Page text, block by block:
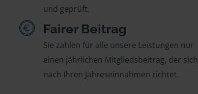
und geprüft.
Fairer Beitrag
Sie zahlen für alle unsere Leistungen nur
einen jährlichen Mitgliedsbeitrag, der sich
nach Ihren Jahreseinnahmen richtet.